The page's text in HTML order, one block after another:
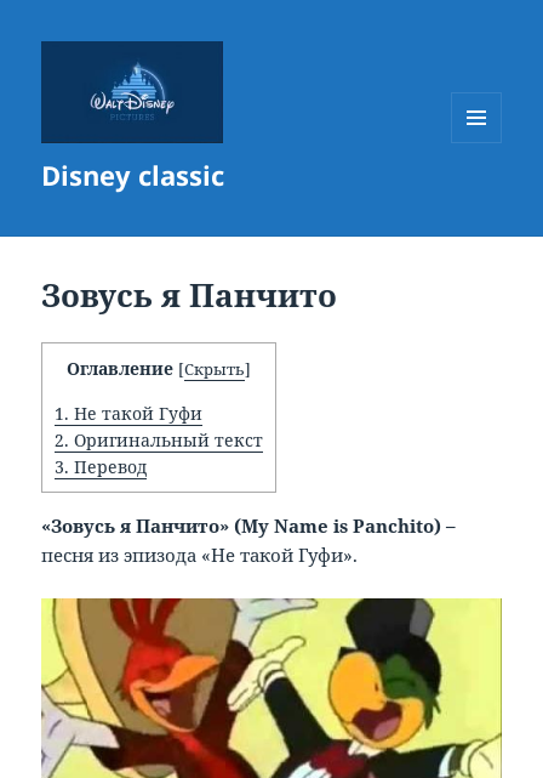
Disney classic
Зовусь я Панчито
Оглавление [Скрыть]
1. Не такой Гуфи
2. Оригинальный текст
3. Перевод
«Зовусь я Панчито» (MyNameisPanchito) –
песня из эпизода «Не такой Гуфи».